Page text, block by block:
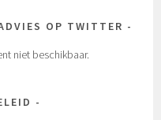
OP TWITTER
niet beschikbaar.